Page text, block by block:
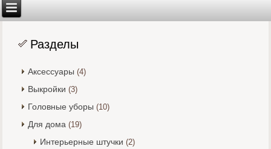
Разделы
Аксессуары (4)
Выкройки (3)
Головные уборы (10)
Для дома (19)
Интерьерные штучки (2)